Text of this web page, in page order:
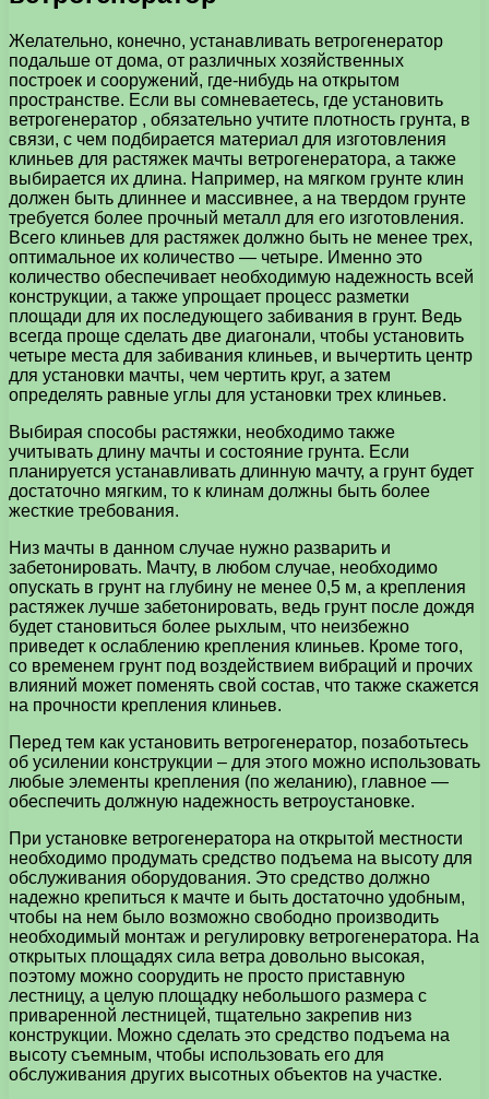
Желательно, конечно, устанавливать ветрогенератор
подальше от дома, от различных хозяйственных
построек и сооружений, где-нибудь на открытом
пространстве. Если вы сомневаетесь, где установить
ветрогенератор , обязательно учтите плотность грунта, в
связи, с чем подбирается материал для изготовления
клиньев для растяжек мачты ветрогенератора, а также
выбирается их длина. Например, на мягком грунте клин
должен быть длиннее и массивнее, а на твердом грунте
требуется более прочный металл для его изготовления.
Всего клиньев для растяжек должно быть не менее трех,
оптимальное их количество — четыре. Именно это
количество обеспечивает необходимую надежность всей
конструкции, а также упрощает процесс разметки
площади для их последующего забивания в грунт. Ведь
всегда проще сделать две диагонали, чтобы установить
четыре места для забивания клиньев, и вычертить центр
для установки мачты, чем чертить круг, а затем
определять равные углы для установки трех клиньев.
Выбирая способы растяжки, необходимо также
учитывать длину мачты и состояние грунта. Если
планируется устанавливать длинную мачту, а грунт будет
достаточно мягким, то к клинам должны быть более
жесткие требования.
Низ мачты в данном случае нужно разварить и
забетонировать. Мачту, в любом случае, необходимо
опускать в грунт на глубину не менее 0,5 м, а крепления
растяжек лучше забетонировать, ведь грунт после дождя
будет становиться более рыхлым, что неизбежно
приведет к ослаблению крепления клиньев. Кроме того,
со временем грунт под воздействием вибраций и прочих
влияний может поменять свой состав, что также скажется
на прочности крепления клиньев.
Перед тем как установить ветрогенератор, позаботьтесь
об усилении конструкции – для этого можно использовать
любые элементы крепления (по желанию), главное —
обеспечить должную надежность ветроустановке.
При установке ветрогенератора на открытой местности
необходимо продумать средство подъема на высоту для
обслуживания оборудования. Это средство должно
надежно крепиться к мачте и быть достаточно удобным,
чтобы на нем было возможно свободно производить
необходимый монтаж и регулировку ветрогенератора. На
открытых площадях сила ветра довольно высокая,
поэтому можно соорудить не просто приставную
лестницу, а целую площадку небольшого размера с
приваренной лестницей, тщательно закрепив низ
конструкции. Можно сделать это средство подъема на
высоту съемным, чтобы использовать его для
обслуживания других высотных объектов на участке.